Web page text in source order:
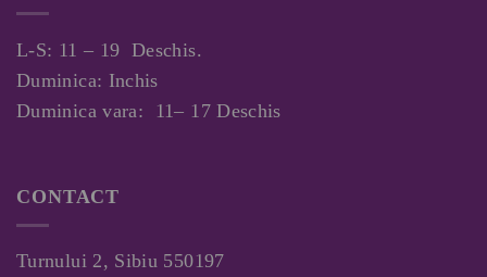
L-S: 11 – 19 Deschis.
Duminica: Inchis
Duminica vara: 11– 17 Deschis
CONTACT
Turnului 2, Sibiu 550197